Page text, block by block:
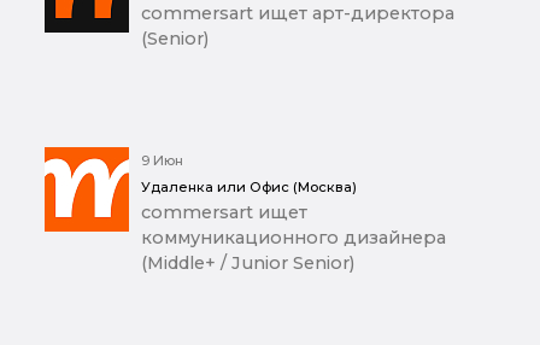
commersart ищет арт-директора
(Senior)
9 Июн
Удаленка или Офис (Москва)
commersart ищет
коммуникационного дизайнера
(Middle+ / Junior Senior)